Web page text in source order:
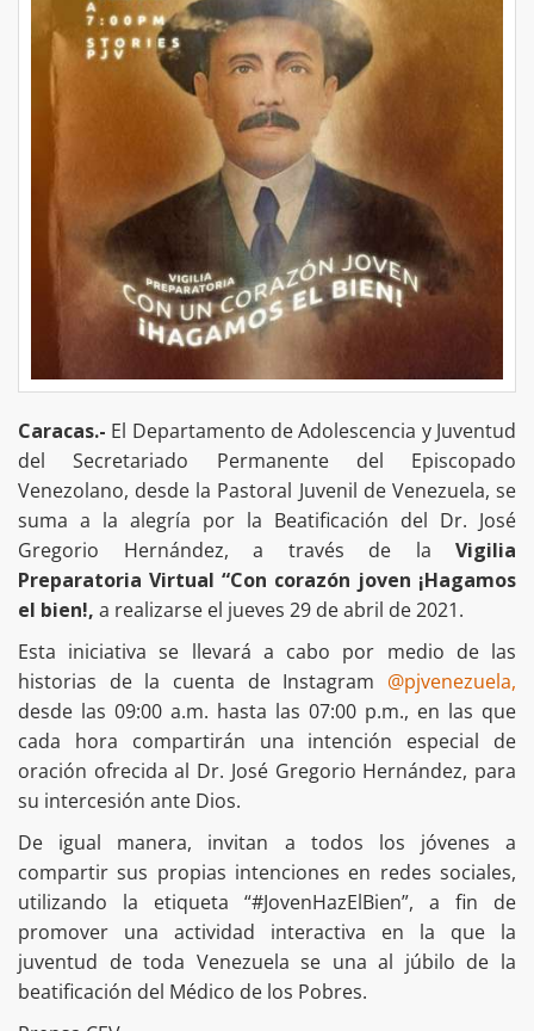
Caracas.- El Departamento de Adolescencia y Juventud
del Secretariado Permanente del Episcopado
Venezolano, desde la Pastoral Juvenil de Venezuela, se
suma a la alegría por la Beatificación del Dr. José
Gregorio Hernández, a través de la Vigilia
Preparatoria Virtual “Con corazón joven ¡Hagamos
el bien!, a realizarse el jueves 29 de abril de 2021.
Esta iniciativa se llevará a cabo por medio de las
historias de la cuenta de Instagram @pjvenezuela,
desde las 09:00 a.m. hasta las 07:00 p.m., en las que
cada hora compartirán una intención especial de
oración ofrecida al Dr. José Gregorio Hernández, para
su intercesión ante Dios.
De igual manera, invitan a todos los jóvenes a
compartir sus propias intenciones en redes sociales,
utilizando la etiqueta “#JovenHazElBien”, a fin de
promover una actividad interactiva en la que la
juventud de toda Venezuela se una al júbilo de la
beatificación del Médico de los Pobres.